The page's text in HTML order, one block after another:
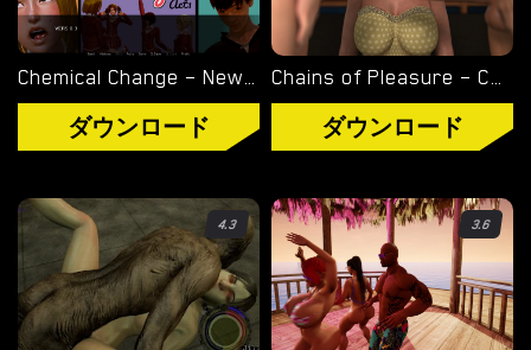
WINDOWS ポルノ ゲーム
MACOS ポルノ ゲーム
LINUX ポルノ ゲーム
デバイス
PC ポルノ ゲーム
モバイル ポルノ ゲーム
Chemical Change – New Version 3.0 (Full Game) [Etanolo]
ダウンロード
Chains of Pleasure – Chapter 4 [ShuttleCockGames]
ダウンロード
4.3 3.6